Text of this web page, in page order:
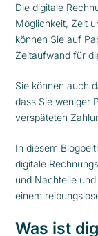
Die digitale
Möglichkeit, Zeit
können Sie auf
Zeitaufwand für
Sie können auch
dass Sie weniger
verspäteten
In diesem
digitale
und Nachteile
einem
Was ist